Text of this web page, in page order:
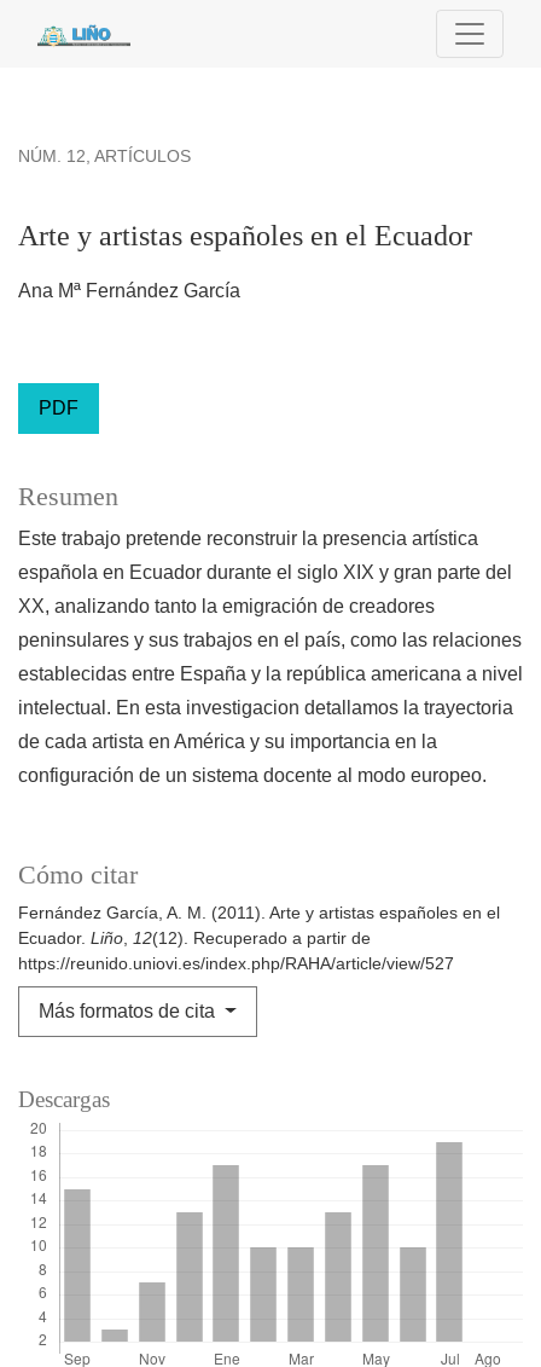
NÚM. 12, ARTÍCULOS
Arte y artistas españoles en el Ecuador
Ana Mª Fernández García
PDF
Cómo citar
Fernández García, A. M. (2011). Arte y artistas españoles en el
Ecuador. Liño, 12(12). Recuperado a partir de
https://reunido.uniovi.es/index.php/RAHA/article/view/527
Más formatos de cita
Resumen
Este trabajo pretende reconstruir la presencia artística
española en Ecuador durante el siglo XIX y gran parte del
XX, analizando tanto la emigración de creadores
peninsulares y sus trabajos en el país, como las relaciones
establecidas entre España y la república americana a nivel
intelectual. En esta investigacion detallamos la trayectoria
de cada artista en América y su importancia en la
configuración de un sistema docente al modo europeo.
Descargas